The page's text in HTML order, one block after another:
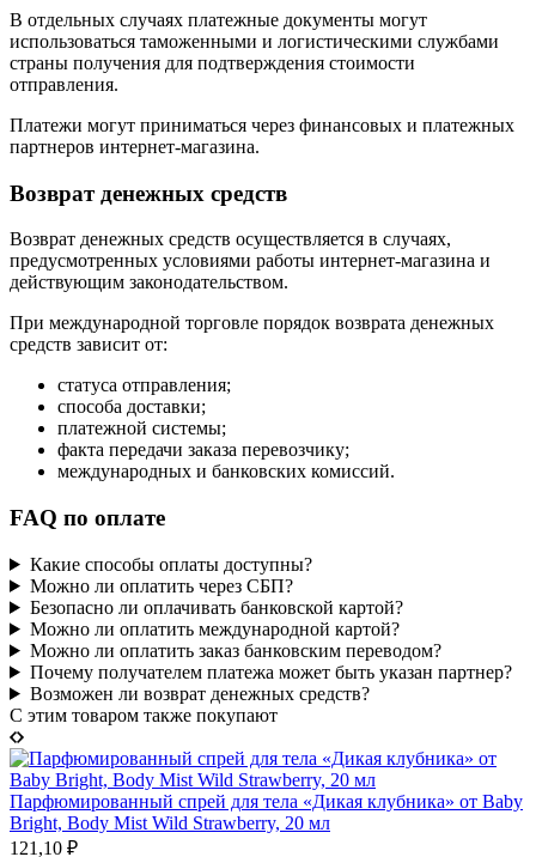
В отдельных случаях платежные документы могут
использоваться таможенными и логистическими службами
страны получения для подтверждения стоимости
отправления.
Платежи могут приниматься через финансовых и платежных
партнеров интернет-магазина.
Возврат денежных средств
Возврат денежных средств осуществляется в случаях,
предусмотренных условиями работы интернет-магазина и
действующим законодательством.
При международной торговле порядок возврата денежных
средств зависит от:
статуса отправления;
способа доставки;
платежной системы;
факта передачи заказа перевозчику;
международных и банковских комиссий.
FAQ по оплате
Какие способы оплаты доступны?
Можно ли оплатить через СБП?
Безопасно ли оплачивать банковской картой?
Можно ли оплатить международной картой?
Можно ли оплатить заказ банковским переводом?
Почему получателем платежа может быть указан партнер?
Возможен ли возврат денежных средств?
C этим товаром также покупают
Парфюмированный спрей для тела «Дикая клубника» от Baby
Bright, Body Mist Wild Strawberry, 20 мл
121,10 ₽